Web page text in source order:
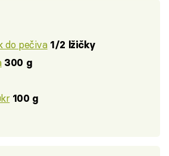
do pečiva 1/2 lžičky
300 g
100 g